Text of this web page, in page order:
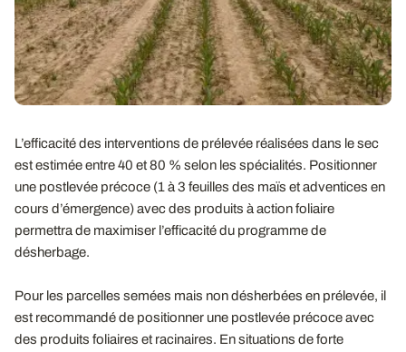
L’efficacité des interventions de prélevée réalisées dans le sec
est estimée entre 40 et 80 % selon les spécialités. Positionner
une postlevée précoce (1 à 3 feuilles des maïs et adventices en
cours d’émergence) avec des produits à action foliaire
permettra de maximiser l’efficacité du programme de
désherbage.
Pour les parcelles semées mais non désherbées en prélevée, il
est recommandé de positionner une postlevée précoce avec
des produits foliaires et racinaires. En situations de forte